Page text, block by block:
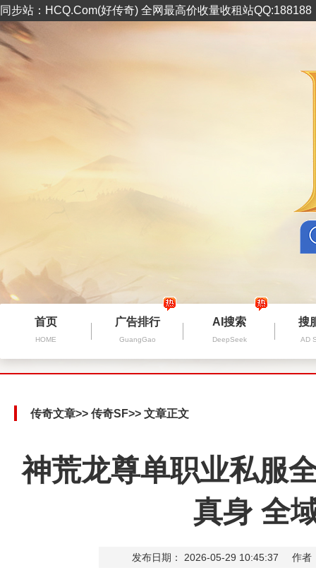
同步站：HCQ.Com(好传奇) 全网最高价收量收租站
首页
HOME
广告排行
GuangGao
AI搜索
DeepSeek
搜
AD
传奇文章>> 传奇SF>> 文章正文
神荒龙尊单职业私服
真身 全
发布日期： 2026-05-29 10:45:37 作者